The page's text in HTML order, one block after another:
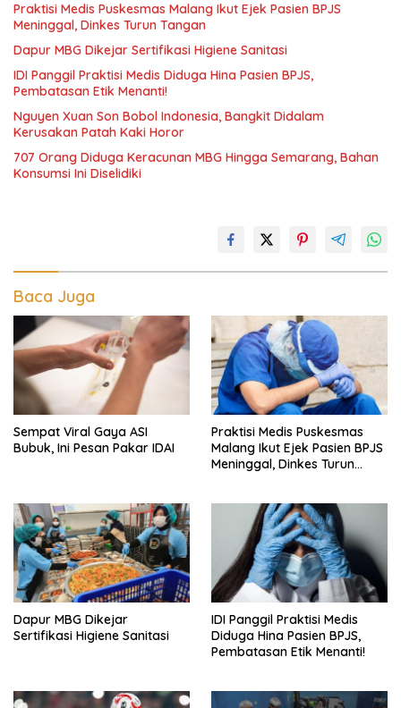
Praktisi Medis Puskesmas Malang Ikut Ejek Pasien BPJS
Meninggal, Dinkes Turun Tangan
Dapur MBG Dikejar Sertifikasi Higiene Sanitasi
IDI Panggil Praktisi Medis Diduga Hina Pasien BPJS,
Pembatasan Etik Menanti!
Nguyen Xuan Son Bobol Indonesia, Bangkit Didalam
Kerusakan Patah Kaki Horor
707 Orang Diduga Keracunan MBG Hingga Semarang, Bahan
Konsumsi Ini Diselidiki
Baca Juga
Sempat Viral Gaya ASI
Bubuk, Ini Pesan Pakar IDAI
Praktisi Medis Puskesmas
Malang Ikut Ejek Pasien BPJS
Meninggal, Dinkes Turun
Dapur MBG Dikejar
Sertifikasi Higiene Sanitasi
IDI Panggil Praktisi Medis
Diduga Hina Pasien BPJS,
Pembatasan Etik Menanti!